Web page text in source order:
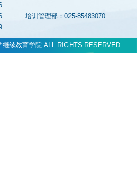
培训管理部：025-85483070
续教育学院 ALL RIGHTS RESERVED